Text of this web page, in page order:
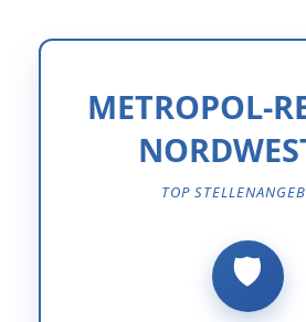
METROPOL-
TOP